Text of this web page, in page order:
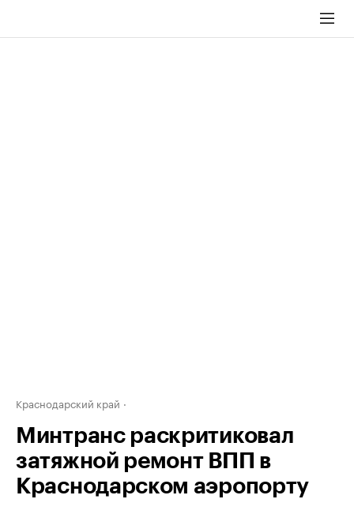
Краснодарский край
Минтранс раскритиковал
затяжной ремонт ВПП в
Краснодарском аэропорту